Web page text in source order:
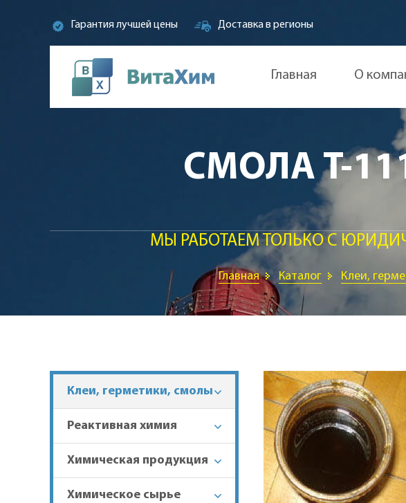
Гарантия лучшей цены Доставка в регионы
Главная О
СМОЛА Т-
МЫ РАБОТАЕМ ТОЛЬКО С
Главная Каталог Клеи,
Клеи, герметики, смолы
Реактивная химия
Химическая продукция
Химическое сырье